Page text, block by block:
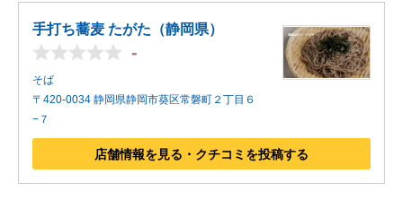
進化するPCとデバイスの未来
好きが集まる 比べて選べる
ビジネスと働き方のヒント
AI活用のいまが分かる
手打ち蕎麦 たがた（静岡県）
-
そば
〒420-0034 静岡県静岡市葵区常磐町２丁目６
−７
店舗情報を見る・クチコミを投稿する